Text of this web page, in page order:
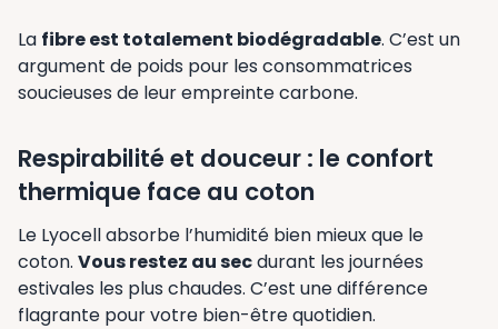
La fibre est totalement biodégradable. C’est un
argument de poids pour les consommatrices
soucieuses de leur empreinte carbone.
Respirabilité et douceur : le confort
thermique face au coton
Le Lyocell absorbe l’humidité bien mieux que le
coton. Vous restez au secdurant les journées
estivales les plus chaudes. C’est une différence
flagrante pour votre bien-être quotidien.